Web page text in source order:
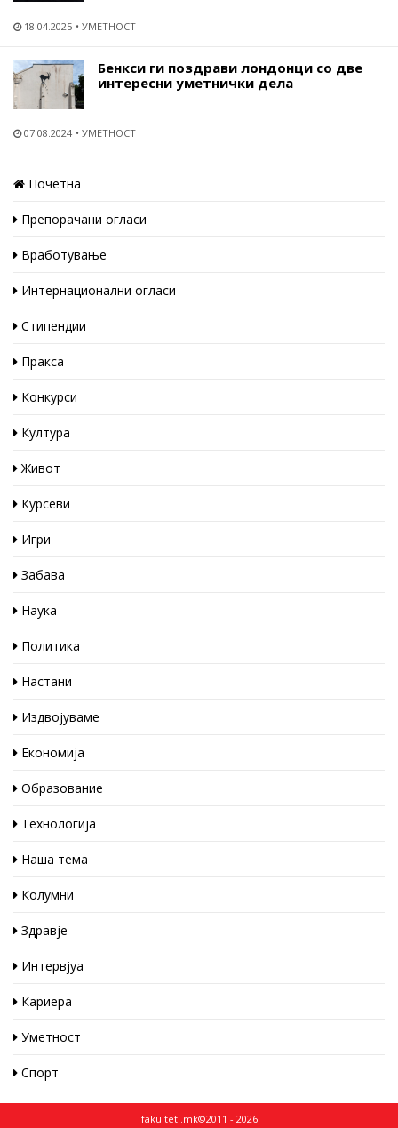
18.04.2025 УМЕТНОСТ
Бенкси ги поздрави лондонци со две
интересни уметнички дела
07.08.2024 УМЕТНОСТ
Почетна
Препорачани огласи
Вработување
Интернационални огласи
Стипендии
Пракса
Конкурси
Култура
Живот
Курсеви
Игри
Забава
Наука
Политика
Настани
Издвојуваме
Економија
Образование
Технологија
Наша тема
Колумни
Здравје
Интервјуа
Кариера
Уметност
Спорт
fakulteti.mk©2011 - 2026